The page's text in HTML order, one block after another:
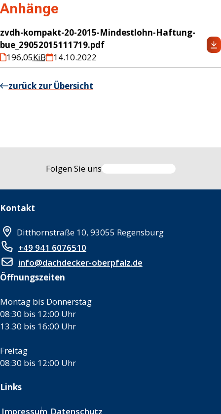
Anhänge
zvdh-kompakt-20-2015-Mindestlohn-Haftung-
bue_29052015111719.pdf
196,05KiB 14.10.2022
zurück zur Übersicht
Folgen Sie uns
Kontakt
Ditthornstraße 10, 93055 Regensburg
+49 941 6076510
info@dachdecker-oberpfalz.de
Öffnungszeiten
Montag bis Donnerstag
08:30 bis 12:00 Uhr
13.30 bis 16:00 Uhr
Freitag
08:30 bis 12:00 Uhr
Links
Impressum Datenschutz